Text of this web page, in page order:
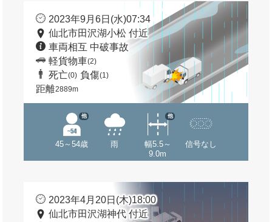
2023年9月6日(水)07:34
仙北市田沢湖小松 付近
車両相互 中破事故
軽貨物車(2)
死亡(0) 負傷(1)
距離2889m
45～54歳
他
雨
幅5.5～
9.0m
他
信号なし
2023年4月20日(木)18:00
仙北市田沢湖神代 付近